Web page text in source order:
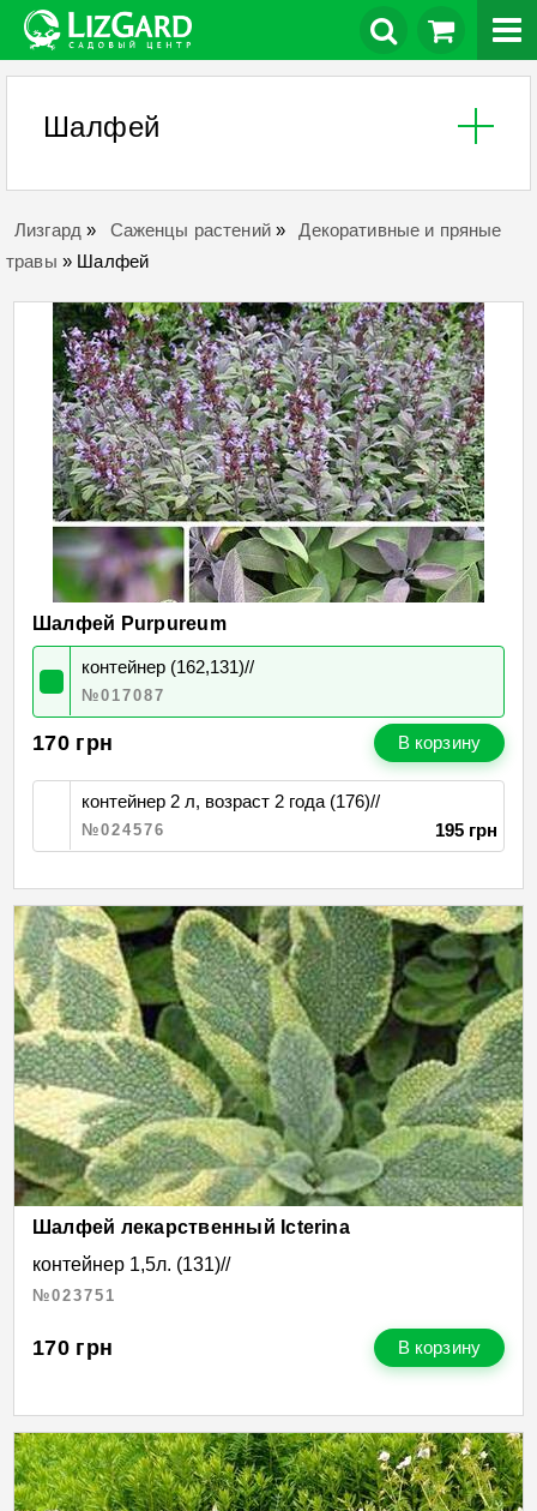
Шалфей
Лизгард » Саженцы растений»
Декоративные и пряные
травы » Шалфей
Шалфей Purpureum
контейнер (162,131)//
№017087
170 грн В корзину
контейнер 2 л, возраст 2 года (176)//
№024576 195 грн
Шалфей лекарственный Icterina
контейнер 1,5л. (131)//
№023751
170 грн В корзину